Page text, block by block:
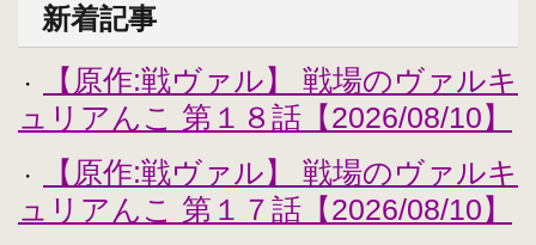
新着記事
・
【原作:戦ヴァル】 戦場のヴァルキ
ュリアんこ 第１８話【2026/08/10】
・
【原作:戦ヴァル】 戦場のヴァルキ
ュリアんこ 第１７話【2026/08/10】